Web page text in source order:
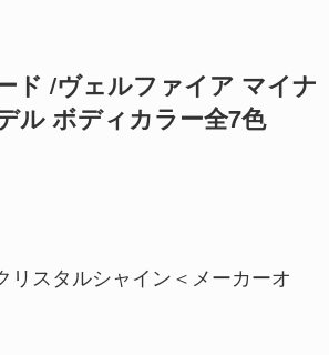
ド /ヴェルファイア マイナ
ル ボディカラー全7色
リスタルシャイン＜メーカーオ